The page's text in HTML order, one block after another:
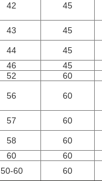
42 45
43
45
44
45
46
45
52 60
56 60
57
60
58
60
60
60
50-60 60